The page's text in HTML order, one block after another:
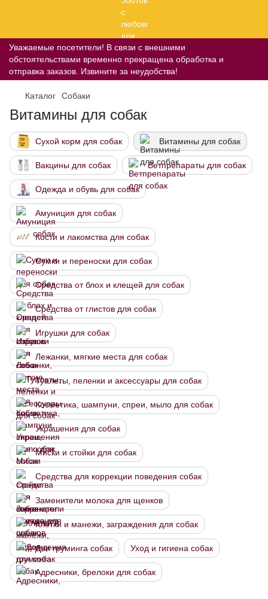
Уважаемые посетители! В связи с внешними
обстоятельствами временно прекращена обработка и
отправка заказов. Извините за неудобства!
Каталог Собаки
Витамины для собак
Сухой корм для собак Витамины для собак
Вакцины для собак Ветпрепараты для собак
Одежда и обувь для собак
Амуниция для собак
Кости и лакомства для собак
Сумки и переноски для собак
Средства от блох и клещей для собак
Средства от глистов для собак
Игрушки для собак
Лежанки, мягкие места для собак
Туалеты, пеленки и аксессуары для собак
Косметика, шампуни, спреи, мыло для собак
Украшения для собак
Миски и стойки для собак
Средства для коррекции поведения собак
Заменители молока для щенков
Клетки и манежи, заграждения для собак
Для груминга собак Уход и гигиена собак
Адресники, брелоки для собак